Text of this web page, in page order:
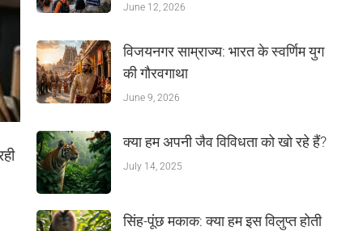
June 12, 2026
विजयनगर साम्राज्य: भारत के स्वर्णिम युग
की गौरवगाथा
June 9, 2026
क्या हम अपनी जैव विविधता को खो रहे हैं?
July 14, 2025
सिंह-पूंछ मकाक: क्या हम इस विलुप्त होती